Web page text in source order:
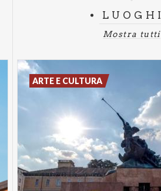
LUOGHI
Mostra tutti
ARTE E CULTURA